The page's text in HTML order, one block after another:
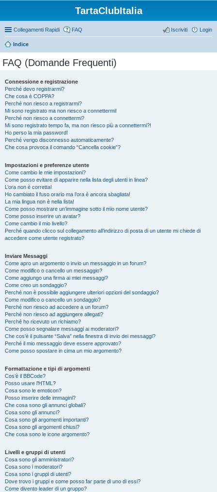
TartaClubItalia
Collegamenti Rapidi FAQ Login
Iscriviti
Indice
FAQ (Domande Frequenti)
Connessione e registrazione
Perché devo registrarmi?
Che cosa è COPPA?
Perché non riesco a registrarmi?
Mi sono registrato ma non riesco a connettermi!
Perché non riesco a connettermi?
Mi sono registrato tempo fa, ma non riesco più a connettermi?!
Ho perso la mia password!
Perché vengo disconnesso automaticamente?
Che cosa provoca il comando “Cancella cookie”?
Impostazioni e preferenze utente
Come cambio le mie impostazioni?
Come posso evitare di apparire nella lista degli utenti in linea?
L’ora non è corretta!
Ho cambiato il fuso orario ma l’ora è ancora sbagliata!
La mia lingua non è nella lista!
Come posso mostrare un’immagine sotto il mio nome utente?
Come posso inserire un avatar?
Come cambio il mio livello?
Perché quando clicco sul collegamento all’indirizzo di posta di un utente mi chiede di
accedere come utente registrato?
Inviare Messaggi
Come apro un argomento o invio un messaggio in un forum?
Come modifico o cancello un messaggio?
Come aggiungo una firma ai miei messaggi?
Come creo un sondaggio?
Perché non è possibile aggiungere ulteriori opzioni del sondaggio?
Come modifico o cancello un sondaggio?
Perché non riesco ad accedere a un forum?
Perché non riesco ad aggiungere allegati?
Perché ho ricevuto un richiamo?
Come posso segnalare messaggi ai moderatori?
Che cos’è il pulsante “Salva” nella finestra di invio dei messaggi?
Perché il mio messaggio deve essere approvato?
Come posso spostare in cima un mio argomento?
Formattazione e tipi di argomenti
Cos’è il BBCode?
Posso usare l’HTML?
Cosa sono le emoticon?
Posso inserire delle immagini?
Che cosa sono gli annunci globali?
Cosa sono gli annunci?
Cosa sono gli argomenti importanti?
Cosa sono gli argomenti chiusi?
Che cosa sono le icone argomento?
Livelli e gruppi di utenti
Cosa sono gli amministratori?
Cosa sono i moderatori?
Cosa sono i gruppi di utenti?
Dove trovo i gruppi e come posso far parte di uno di essi?
Come divento leader di un gruppo?